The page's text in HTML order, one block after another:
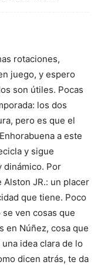
rotaciones,
juego, y espero
son útiles. Pocas
los dos
pero es que el
a este
y sigue
dinámico. Por
JR.: un placer
que tiene. Poco
ven cosas que
en Núñez, cosa que
idea clara de lo
dicen atrás, te da